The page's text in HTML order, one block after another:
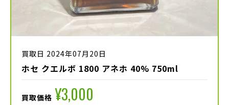
買取日 2024年07月20日
ホセ クエルボ 1800 アネホ 40% 750ml
買取価格 ¥3,000